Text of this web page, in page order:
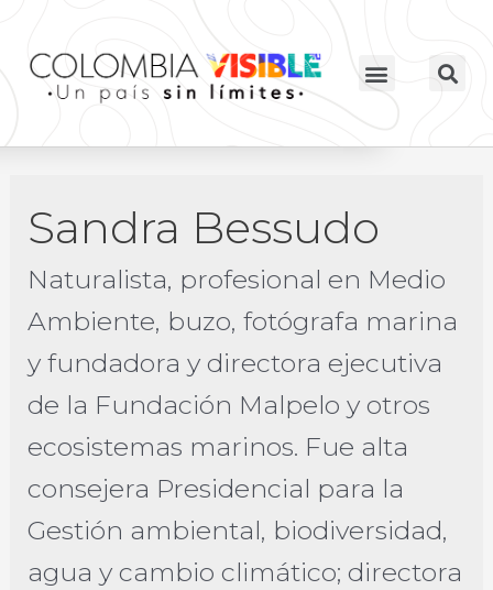
Sandra Bessudo
Naturalista, profesional en Medio
Ambiente, buzo, fotógrafa marina
y fundadora y directora ejecutiva
de la Fundación Malpelo y otros
ecosistemas marinos. Fue alta
consejera Presidencial para la
Gestión ambiental, biodiversidad,
agua y cambio climático; directora